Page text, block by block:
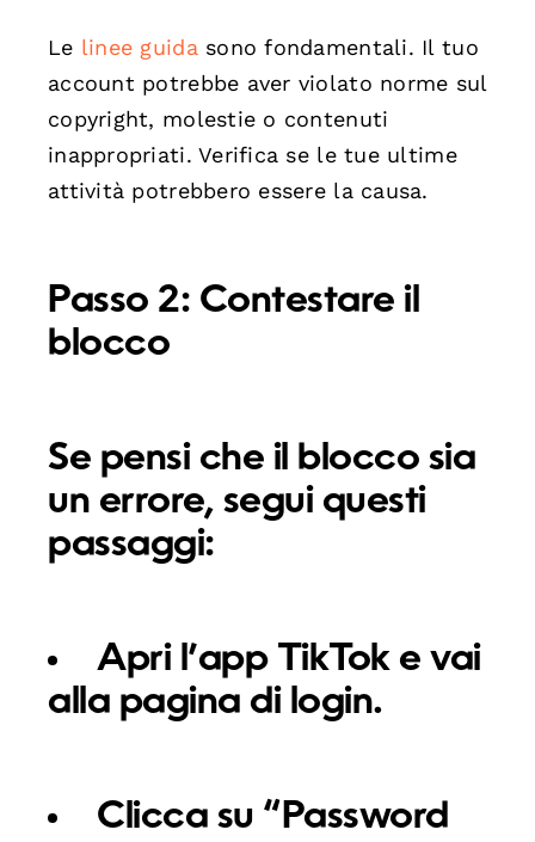
Le linee guida sono fondamentali. Il tuo
account potrebbe aver violato norme sul
copyright, molestie o contenuti
inappropriati. Verifica se le tue ultime
attività potrebbero essere la causa.
Passo 2: Contestare il
blocco
Se pensi che il blocco sia
un errore, segui questi
passaggi:
Apri l’app TikTok e vai
alla pagina di login.
Clicca su “Password